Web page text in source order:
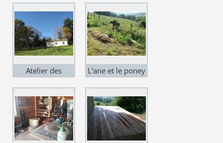
Atelier des
L'ane et le poney
l'évolution du
potager ....